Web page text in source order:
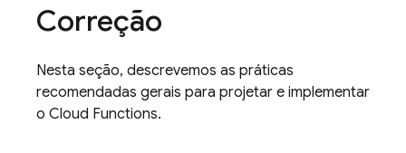
Correção
Nesta seção, descrevemos as práticas
recomendadas gerais para projetar e implementar
o Cloud Functions.